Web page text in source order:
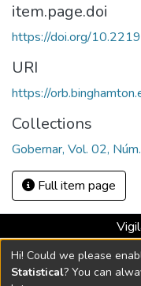
item.page.doi
https://doi.org/
URI
https://
Collections
Gobernar, Vol. 02,
Full item page
Universidad con
Hi! Could we please
Statistical? You can